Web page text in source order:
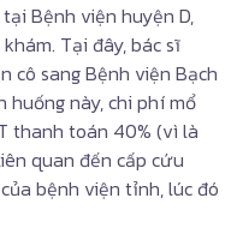
Bệnh viện huyện D,
Tại đây, bác sĩ
cô sang Bệnh viện Bạch
huống này, chi phí mổ
thanh toán 40% (vì là
quan đến cấp cứu
bệnh viện tỉnh, lúc đó